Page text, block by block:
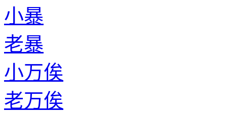
小暴
老暴
小万俟
老万俟